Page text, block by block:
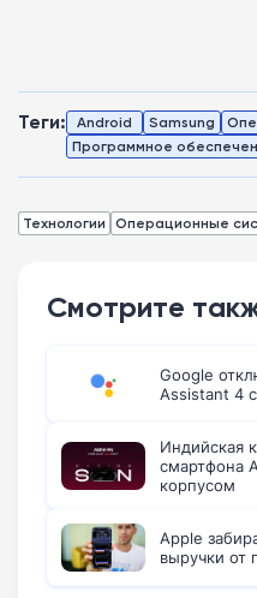
Теги: Android Samsung
Программное
Технологии Операционные
Смотрите
Google
Assistant 4
Индийская
смартфона
корпусом
Apple
выручки от